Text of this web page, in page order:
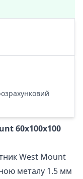
60х100х100
West Mount
металу 1.5 мм